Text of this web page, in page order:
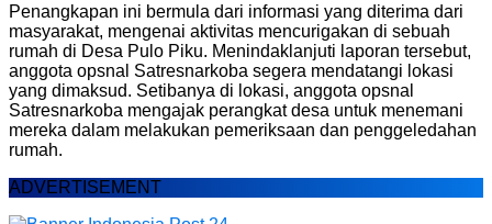
Penangkapan ini bermula dari informasi yang diterima dari
masyarakat, mengenai aktivitas mencurigakan di sebuah
rumah di Desa Pulo Piku. Menindaklanjuti laporan tersebut,
anggota opsnal Satresnarkoba segera mendatangi lokasi
yang dimaksud. Setibanya di lokasi, anggota opsnal
Satresnarkoba mengajak perangkat desa untuk menemani
mereka dalam melakukan pemeriksaan dan penggeledahan
rumah.
ADVERTISEMENT